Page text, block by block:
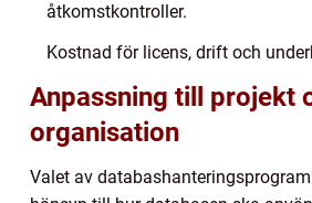
åtkomstkontroller.
Kostnad för licens, drift och
Anpassning till projekt
organisation
Valet av